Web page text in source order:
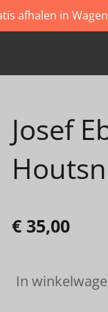
afhalen in
Josef
€ 35,00
In